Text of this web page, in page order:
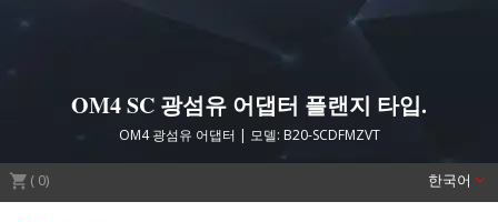
OM4 SC 광섬유 어댑터 플랜지 타입.
OM4 광섬유 어댑터 | 모델: B20-SCDFMZVT
( 0) 한국어